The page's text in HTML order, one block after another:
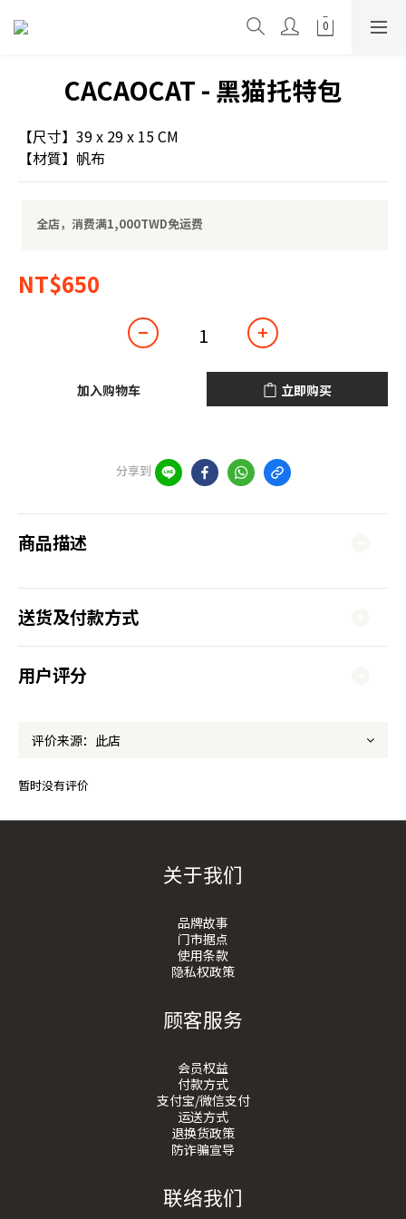
CACAOCAT - 黑猫托特包
【尺寸】39 x 29 x 15 CM
【材質】帆布
全店，消费满1,000TWD免运费
NT$650
加入购物车 立即购买
分享到
商品描述
送货及付款方式
用户评分
暂时没有评价
关于我们
品牌故事
门市据点
使用条款
隐私权政策
顾客服务
会员权益
付款方式
支付宝/微信支付
运送方式
退换货政策
防诈骗宣导
联络我们